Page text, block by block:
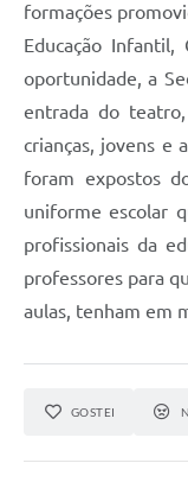
formações
Educação Infantil,
oportunidade, a
entrada do
crianças, jovens e
foram expostos
uniforme escolar
profissionais da
professores para
aulas, tenham em
GOSTEI